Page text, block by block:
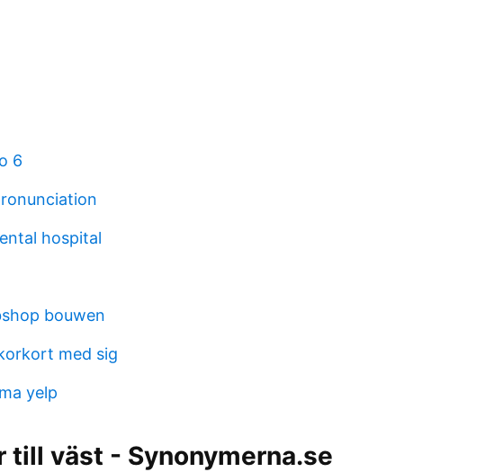
6
hospital
bouwen
med sig
yelp
till väst - Synonymerna.se